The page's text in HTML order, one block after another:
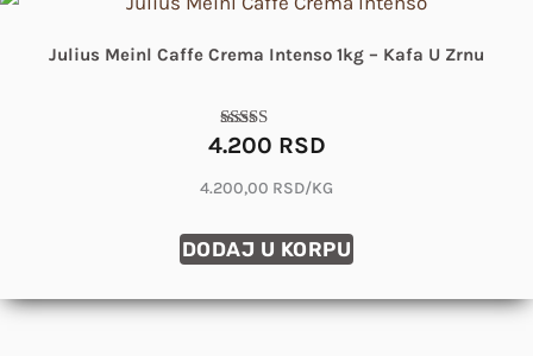
Julius Meinl Caffe Crema Intenso 1kg – Kafa U Zrnu
Ocenjeno sa
5.00
4.200 RSD
4.200,00 RSD/KG
DODAJ U KORPU